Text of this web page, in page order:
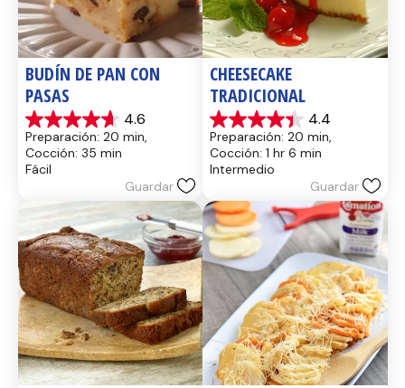
BUDÍN DE PAN CON
PASAS
4.6
4.6
de
5
estrellas.
reseñas
Preparación: 20 min,
Cocción: 35 min
Fácil
Guardar
CHEESECAKE
TRADICIONAL
4.4
4.4
de
5
estrellas.
reseñas
Preparación: 20 min,
Cocción: 1 hr 6 min
Intermedio
Guardar